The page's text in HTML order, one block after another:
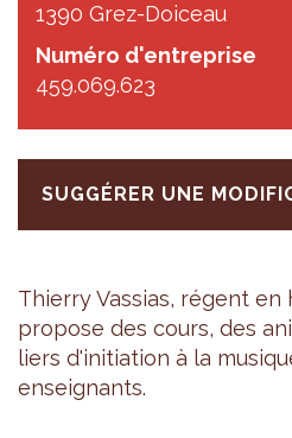
1390 Grez-Doiceau
Numéro d'entreprise
459.069.623
SUGGÉRER UNE
Thierry Vas­sias, régent en
pro­pose des cours, des
liers d'ini­tia­tion à la
ensei­gnants.